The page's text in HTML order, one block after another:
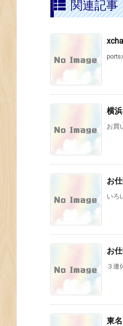
関連記事
ports
横浜
お買
お
いろ
お
３連
東